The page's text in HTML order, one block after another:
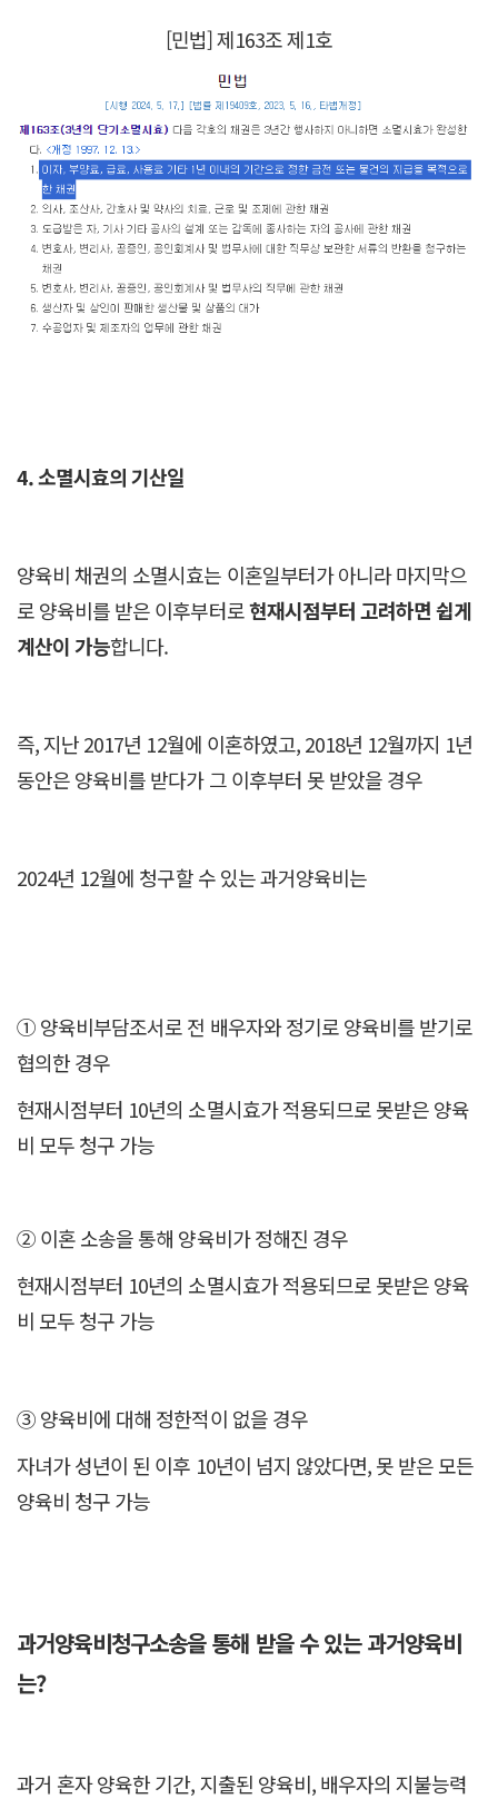
[민법] 제163조 제1호
4. 소멸시효의 기산일
양육비 채권의 소멸시효는 이혼일부터가 아니라 마지막으
로 양육비를 받은 이후부터로현재시점부터 고려하면 쉽게
계산이 가능합니다.
즉, 지난 2017년 12월에 이혼하였고, 2018년 12월까지 1년
동안은 양육비를 받다가 그 이후부터 못 받았을 경우
2024년 12월에 청구할 수 있는 과거양육비는
① 양육비부담조서로 전 배우자와 정기로 양육비를 받기로
협의한 경우
현재시점부터 10년의 소멸시효가 적용되므로 못받은 양육
비 모두 청구 가능
② 이혼 소송을 통해 양육비가 정해진 경우
현재시점부터 10년의 소멸시효가 적용되므로 못받은 양육
비 모두 청구 가능
③ 양육비에 대해 정한적이 없을 경우
자녀가 성년이 된 이후 10년이 넘지 않았다면, 못 받은 모든
양육비 청구 가능
과거양육비청구소송을 통해 받을 수 있는 과거양육비
는?
과거 혼자 양육한 기간, 지출된 양육비, 배우자의 지불능력